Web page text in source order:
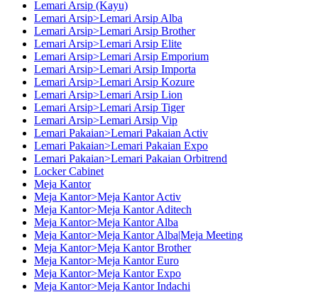
Lemari Arsip (Kayu)
Lemari Arsip>Lemari Arsip Alba
Lemari Arsip>Lemari Arsip Brother
Lemari Arsip>Lemari Arsip Elite
Lemari Arsip>Lemari Arsip Emporium
Lemari Arsip>Lemari Arsip Importa
Lemari Arsip>Lemari Arsip Kozure
Lemari Arsip>Lemari Arsip Lion
Lemari Arsip>Lemari Arsip Tiger
Lemari Arsip>Lemari Arsip Vip
Lemari Pakaian>Lemari Pakaian Activ
Lemari Pakaian>Lemari Pakaian Expo
Lemari Pakaian>Lemari Pakaian Orbitrend
Locker Cabinet
Meja Kantor
Meja Kantor>Meja Kantor Activ
Meja Kantor>Meja Kantor Aditech
Meja Kantor>Meja Kantor Alba
Meja Kantor>Meja Kantor Alba|Meja Meeting
Meja Kantor>Meja Kantor Brother
Meja Kantor>Meja Kantor Euro
Meja Kantor>Meja Kantor Expo
Meja Kantor>Meja Kantor Indachi